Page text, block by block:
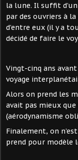
la lune. Il suffit
par des ouvriers à
d’entre eux (il y a
décidé de faire le
Vingt-cinq ans
voyage
Alors on prend les
avait pas mieux
(aérodynamisme
Finalement, on
prend pour modèle